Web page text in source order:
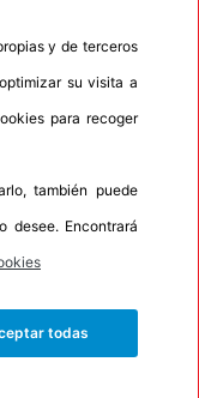
y de terceros
su visita a
para recoger
también puede
desee. Encontrará
todas